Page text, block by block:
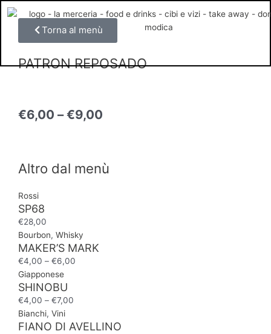
Vai
contenuto Torna al menù
PATRON REPOSADO
€6,00 –€9,00
Altro dal menù
Rossi
SP68
€28,00
Bourbon, Whisky
MAKER’S MARK
€4,00 – €6,00
Giapponese
SHINOBU
€4,00 – €7,00
Bianchi, Vini
FIANO DI AVELLINO